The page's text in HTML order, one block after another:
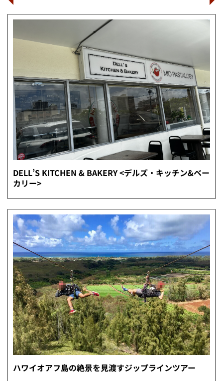
DELL’S KITCHEN & BAKERY <デルズ・キッチン&ベー
カリー>
ハワイオアフ島の絶景を見渡すジップラインツアー